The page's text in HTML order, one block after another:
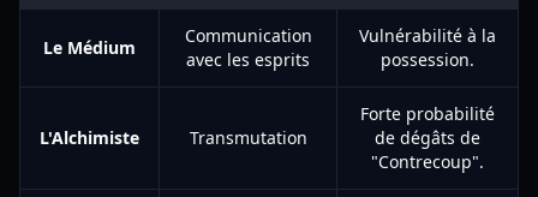
Le Médium
Communication
avec les esprits
Vulnérabilité à la
possession.
L'Alchimiste Transmutation
Forte probabilité
de dégâts de
"Contrecoup".